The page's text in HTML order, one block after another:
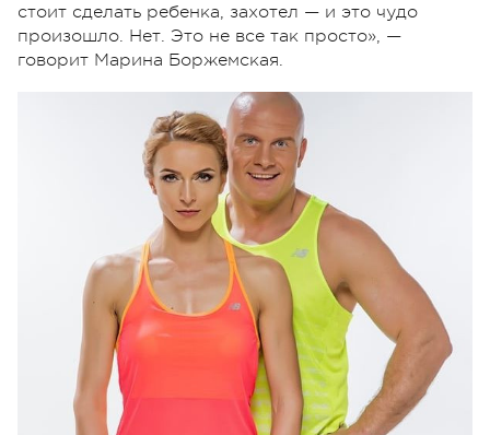
стоит сделать ребенка, захотел — и это чудо
произошло. Нет. Это не все так просто», —
говорит Марина Боржемская.